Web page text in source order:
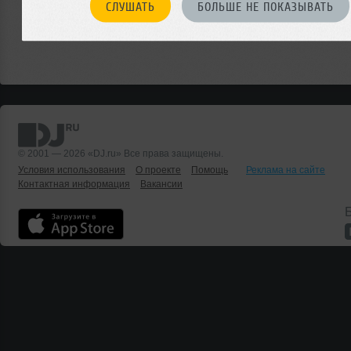
СЛУШАТЬ БОЛЬШЕ НЕ ПОКАЗЫВАТЬ
© 2001 — 2026 «DJ.ru» Все права защищены.
Условия использования
О проекте Помощь
Реклама на сайте
Контактная информация
Вакансии